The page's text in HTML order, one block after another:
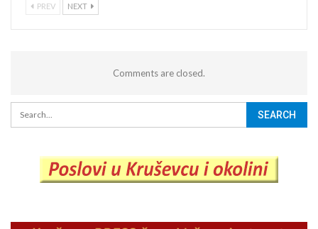
PREV NEXT
Comments are closed.